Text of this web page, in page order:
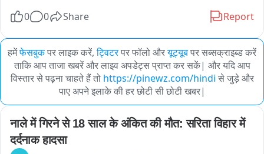
0
0 Share Report
हमेंफेसबुकपर लाइक करें, ट्विटरपर फॉलो औरयूट्यूबपर सब्सक्राइब्ड करें
ताकि आप ताजा खबरें और लाइव अपडेट्स प्राप्त कर सकें| और यदि आप
विस्तार से पढ़ना चाहते हैं तो https://pinewz.com/hindi से जुड़े और
पाए अपने इलाके की हर छोटी सी छोटी खबर|
नाले में गिरने से 18 साल के अंकित की मौत: सरिता विहार में
दर्दनाक हादसा